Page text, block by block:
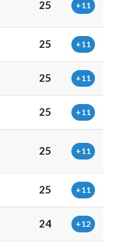
25 +11
25 +11
25 +11
25 +11
25 +11
25 +11
24 +12